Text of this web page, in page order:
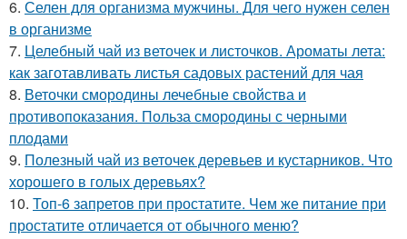
6. Селен для организма мужчины. Для чего нужен селен
в организме
7. Целебный чай из веточек и листочков. Ароматы лета:
как заготавливать листья садовых растений для чая
8. Веточки смородины лечебные свойства и
противопоказания. Польза смородины с черными
плодами
9. Полезный чай из веточек деревьев и кустарников. Что
хорошего в голых деревьях?
10. Топ-6 запретов при простатите. Чем же питание при
простатите отличается от обычного меню?